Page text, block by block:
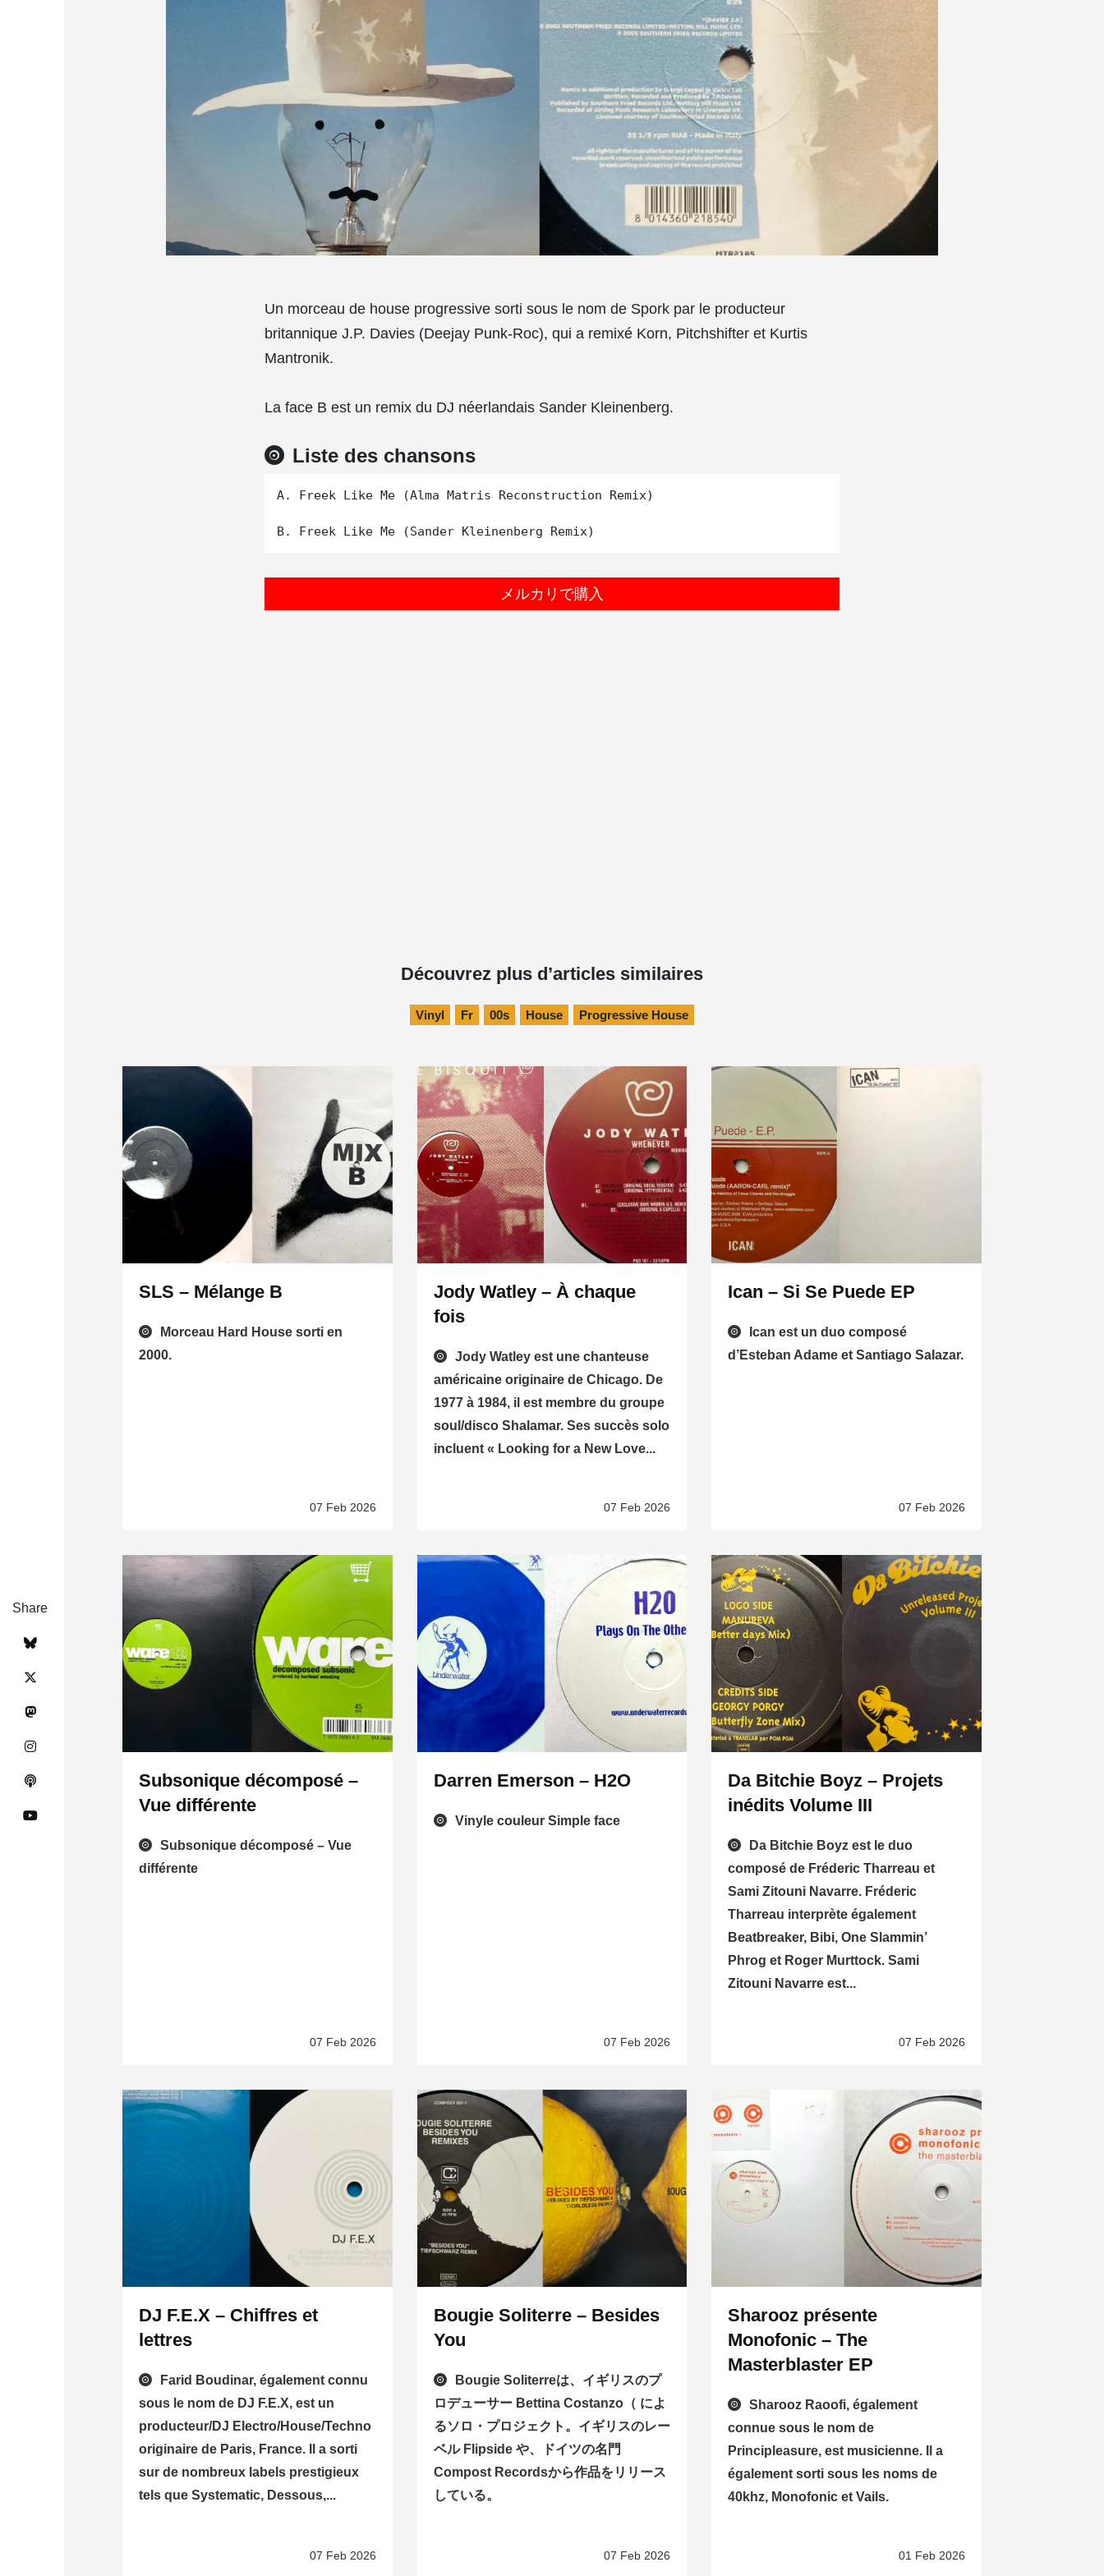
Un morceau de house progressive sorti sous le nom de Spork par le producteur
britannique J.P. Davies (Deejay Punk-Roc), qui a remixé Korn, Pitchshifter et Kurtis
Mantronik.
La face B est un remix du DJ néerlandais Sander Kleinenberg.
Liste des chansons
A. Freek Like Me (Alma Matris Reconstruction Remix)
メルカリで購入
Share
Découvrez plus d’articles similaires
Vinyl Fr 00s House Progressive House
SLS – Mélange B
Morceau Hard House sorti en
2000.
07 Feb 2026
Jody Watley – À chaque
fois
Jody Watley est une chanteuse
américaine originaire de Chicago. De
1977 à 1984, il est membre du groupe
soul/disco Shalamar. Ses succès solo
incluent « Looking for a New Love...
07 Feb 2026
Ican – Si Se Puede EP
Ican est un duo composé
d’Esteban Adame et Santiago Salazar.
07 Feb 2026
Subsonique décomposé –
Vue différente
Subsonique décomposé – Vue
différente
07 Feb 2026
Darren Emerson – H2O
Vinyle couleur Simple face
07 Feb 2026
Da Bitchie Boyz – Projets
inédits Volume III
Da Bitchie Boyz est le duo
composé de Fréderic Tharreau et
Sami Zitouni Navarre. Fréderic
Tharreau interprète également
Beatbreaker, Bibi, One Slammin’
Phrog et Roger Murttock. Sami
Zitouni Navarre est...
07 Feb 2026
DJ F.E.X – Chiffres et
lettres
Farid Boudinar, également connu
sous le nom de DJ F.E.X, est un
producteur/DJ Electro/House/Techno
originaire de Paris, France. Il a sorti
sur de nombreux labels prestigieux
tels que Systematic, Dessous,...
07 Feb 2026
Bougie Soliterre – Besides
You
Bougie Soliterreは、イギリスのプ
ロデューサー Bettina Costanzo（ によ
るソロ・プロジェクト。イギリスのレー
ベル Flipside や、ドイツの名門
Compost Recordsから作品をリリース
している。
07 Feb 2026
Sharooz présente
Monofonic – The
Masterblaster EP
Sharooz Raoofi, également
connue sous le nom de
Principleasure, est musicienne. Il a
également sorti sous les noms de
40khz, Monofonic et Vails.
01 Feb 2026